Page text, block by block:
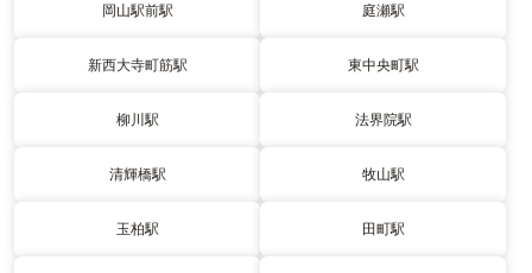
岡山駅前駅 庭瀬駅
新西大寺町筋駅 東中央町駅
柳川駅 法界院駅
清輝橋駅 牧山駅
玉柏駅 田町駅